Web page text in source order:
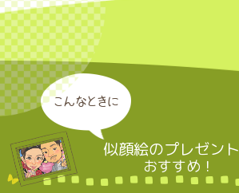
こんなときに
似顔絵のプレゼント
おすすめ！